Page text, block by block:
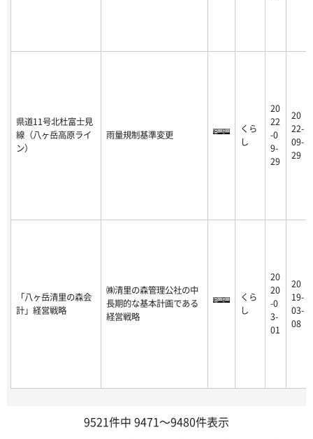
県道11号北杜富士見
線（八ヶ岳高原ライ
ン）
雨量規制基準変更
くら
し
20
22
-0
9-
29
20
22-
09-
29
「八ヶ岳清里の森会
計」経営戦略
㈱清里の森管理公社の中
長期的な基本計画である
経営戦略
くら
し
20
20
-0
3-
01
20
19-
03-
08
9521件中 9471～9480件表示